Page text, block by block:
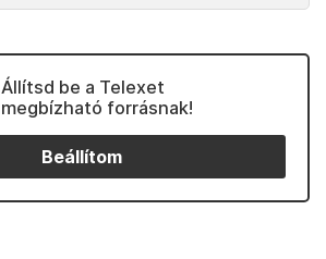
Állítsd be a Telexet
megbízható forrásnak!
Beállítom